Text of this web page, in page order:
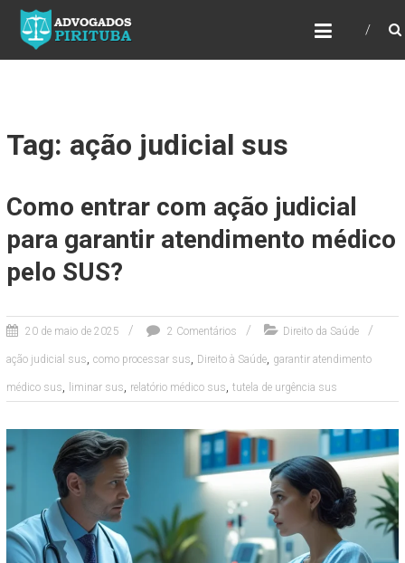
ADVOGADOS PIRITUBA
Precisando de advogado? Entre em contato!
Fazemos toda a assessoria que você
Tag: ação judicial sus
Como entrar com ação judicial
para garantir atendimento médico
pelo SUS?
20 de maio de 2025 2 Comentários Direito da Saúde
ação judicial sus, como processar sus, Direito à Saúde, garantir atendimento
médico sus, liminar sus, relatório médico sus, tutela de urgência sus